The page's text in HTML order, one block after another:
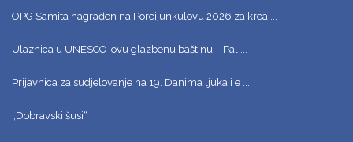
OPG Samita nagrađen na Porcijunkulovu 2026 za krea ...
Ulaznica u UNESCO-ovu glazbenu baštinu – Pal ...
Prijavnica za sudjelovanje na 19. Danima ljuka i e ...
„Dobravski šusi“